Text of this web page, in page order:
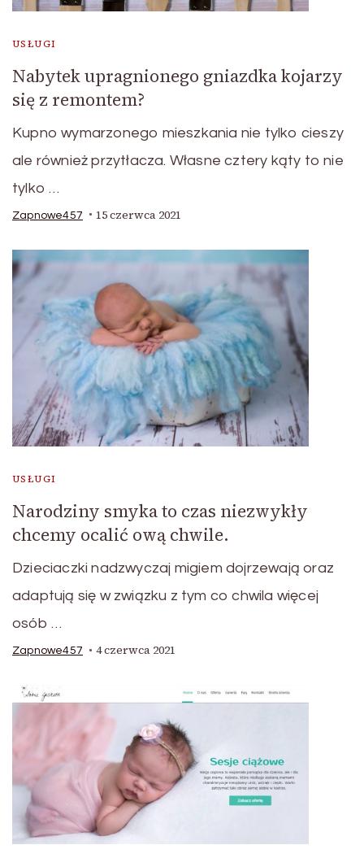
USŁUGI
Nabytek upragnionego gniazdka kojarzy
się z remontem?
Kupno wymarzonego mieszkania nie tylko cieszy
ale również przytłacza. Własne cztery kąty to nie
tylko …
Zapnowe457 15 czerwca 2021
USŁUGI
Narodziny smyka to czas niezwykły
chcemy ocalić ową chwile.
Dzieciaczki nadzwyczaj migiem dojrzewają oraz
adaptują się w związku z tym co chwila więcej
osób …
Zapnowe457 4 czerwca 2021